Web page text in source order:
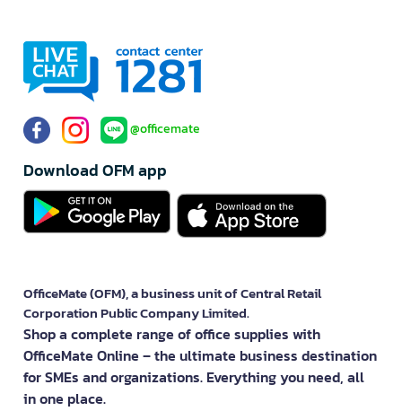
@officemate
Download OFM app
OfficeMate (OFM), a business unit of Central Retail
Corporation Public Company Limited.
Shop a complete range of office supplies with
OfficeMate Online – the ultimate business destination
for SMEs and organizations. Everything you need, all
in one place.